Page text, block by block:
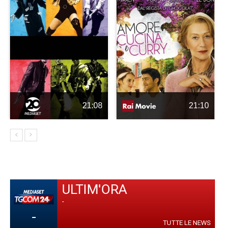
21:08 21:10
-
ULTIM'ORA
-
TUTTE LE NEWS